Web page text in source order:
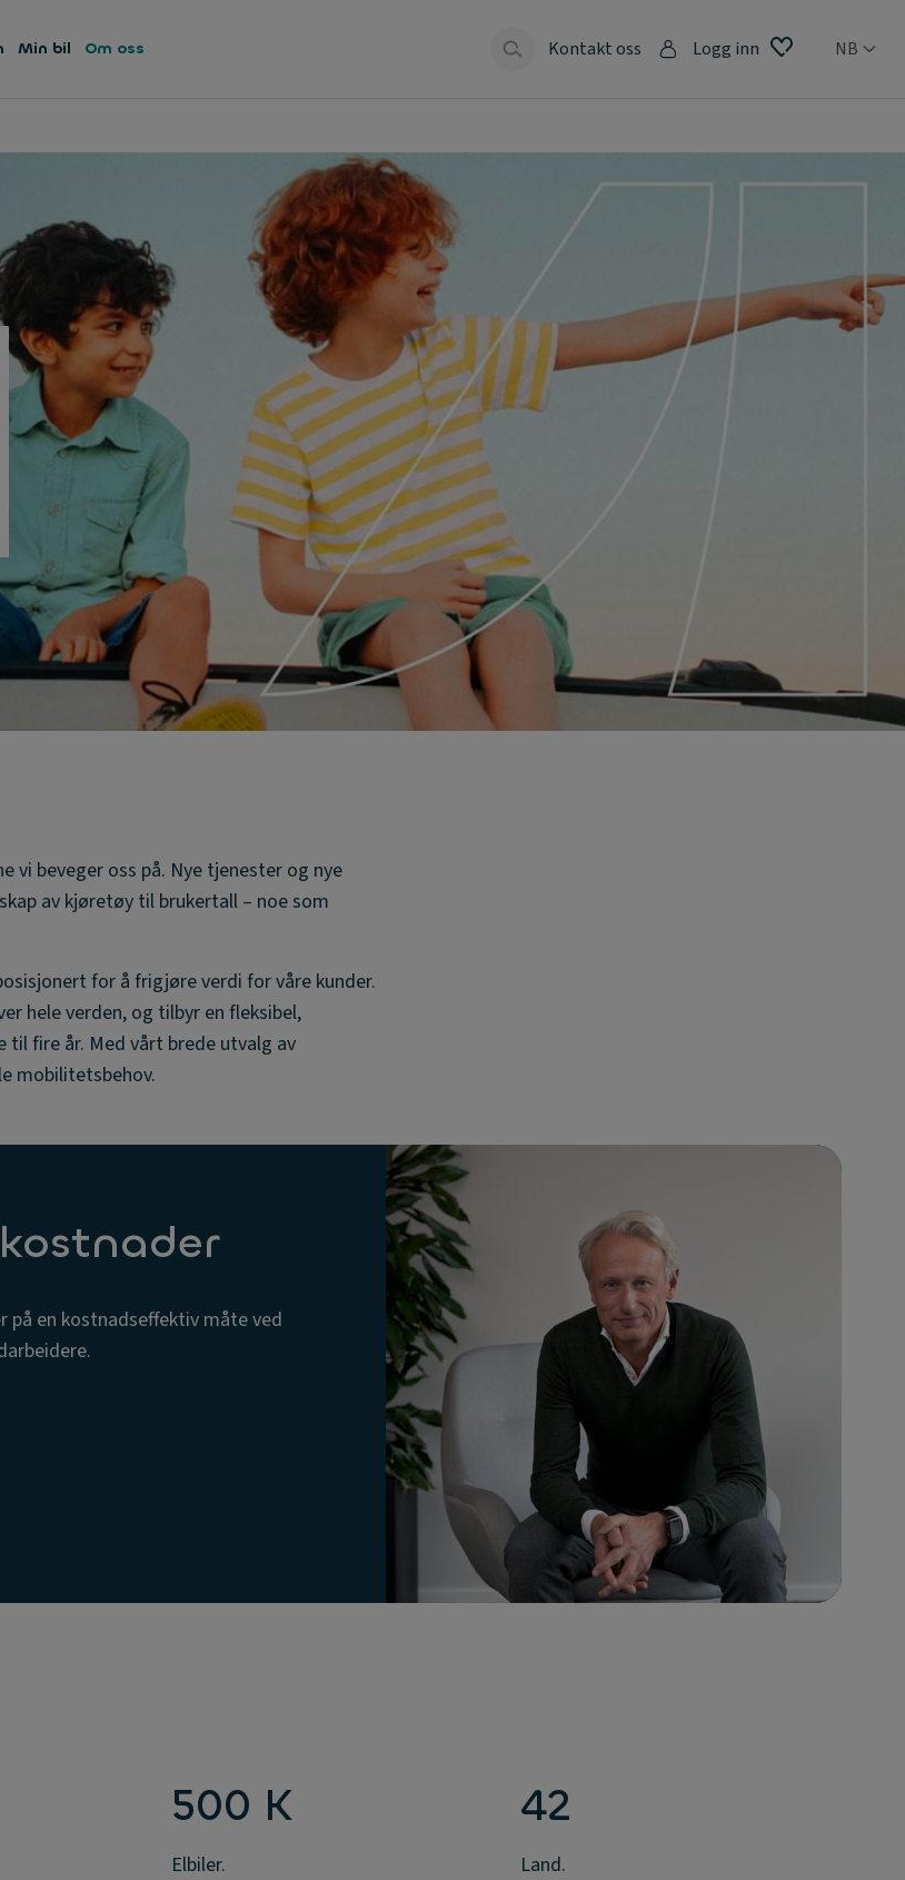
Min bil Om oss Kontakt oss Logg inn NB
beveger oss på. Nye tjenester og nye
av kjøretøy til brukertall – noe som
for å frigjøre verdi for våre kunder.
hele verden, og tilbyr en fleksibel,
fire år. Med vårt brede utvalg av
mobilitetsbehov.
på en kostnadseffektiv måte ved
500 K
Elbiler.
42
Land.